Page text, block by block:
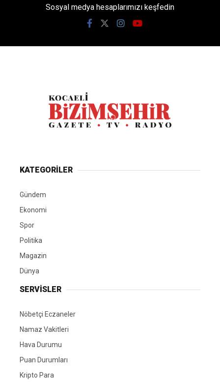
Sosyal medya hesaplarımızı keşfedin
KATEGORİLER
Gündem
Ekonomi
Spor
Politika
Magazin
Dünya
SERVİSLER
Nöbetçi Eczaneler
Namaz Vakitleri
Hava Durumu
Puan Durumları
Kripto Para